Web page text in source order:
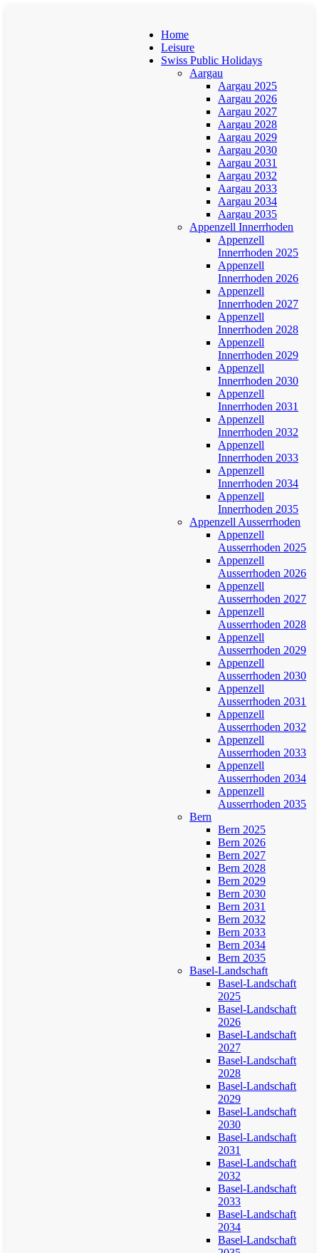
Home
Leisure
Swiss Public Holidays
Aargau
Aargau 2025
Aargau 2026
Aargau 2027
Aargau 2028
Aargau 2029
Aargau 2030
Aargau 2031
Aargau 2032
Aargau 2033
Aargau 2034
Aargau 2035
Appenzell Innerrhoden
Appenzell
Innerrhoden 2025
Appenzell
Innerrhoden 2026
Appenzell
Innerrhoden 2027
Appenzell
Innerrhoden 2028
Appenzell
Innerrhoden 2029
Appenzell
Innerrhoden 2030
Appenzell
Innerrhoden 2031
Appenzell
Innerrhoden 2032
Appenzell
Innerrhoden 2033
Appenzell
Innerrhoden 2034
Appenzell
Innerrhoden 2035
Appenzell Ausserrhoden
Appenzell
Ausserrhoden 2025
Appenzell
Ausserrhoden 2026
Appenzell
Ausserrhoden 2027
Appenzell
Ausserrhoden 2028
Appenzell
Ausserrhoden 2029
Appenzell
Ausserrhoden 2030
Appenzell
Ausserrhoden 2031
Appenzell
Ausserrhoden 2032
Appenzell
Ausserrhoden 2033
Appenzell
Ausserrhoden 2034
Appenzell
Ausserrhoden 2035
Bern
Bern 2025
Bern 2026
Bern 2027
Bern 2028
Bern 2029
Bern 2030
Bern 2031
Bern 2032
Bern 2033
Bern 2034
Bern 2035
Basel-Landschaft
Basel-Landschaft
2025
Basel-Landschaft
2026
Basel-Landschaft
2027
Basel-Landschaft
2028
Basel-Landschaft
2029
Basel-Landschaft
2030
Basel-Landschaft
2031
Basel-Landschaft
2032
Basel-Landschaft
2033
Basel-Landschaft
2034
Basel-Landschaft